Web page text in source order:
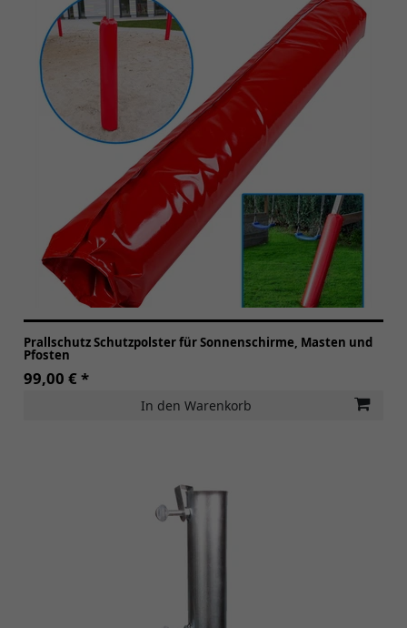
Prallschutz Schutzpolster für Sonnenschirme, Masten und
Pfosten
99,00 € *
In den Warenkorb